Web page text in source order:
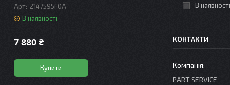
2147595F0A
В наявності
7 880 ₴
Купити
В наявності
КОНТАКТИ
PART SERVICE